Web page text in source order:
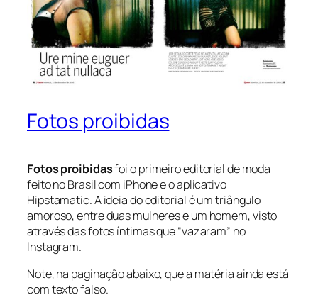
Fotos proibidas
Fotos proibidasfoi o primeiro editorial de moda
feito no Brasil com iPhone e o aplicativo
Hipstamatic. A ideia do editorial é um triângulo
amoroso, entre duas mulheres e um homem, visto
através das fotos íntimas que “vazaram” no
Instagram.
Note, na paginação abaixo, que a matéria ainda está
com texto falso.